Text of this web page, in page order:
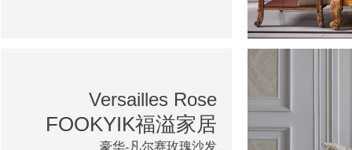
Versailles Rose
FOOKYIK福溢家居
豪华-凡尔赛玫瑰沙发